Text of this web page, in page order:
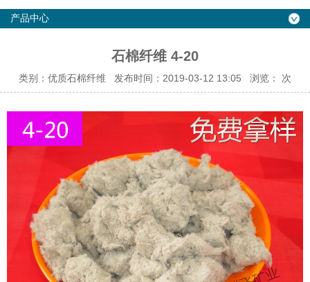
产品中心
石棉纤维 4-20
类别：优质石棉纤维 发布时间：2019-03-12 13:05 浏览： 次